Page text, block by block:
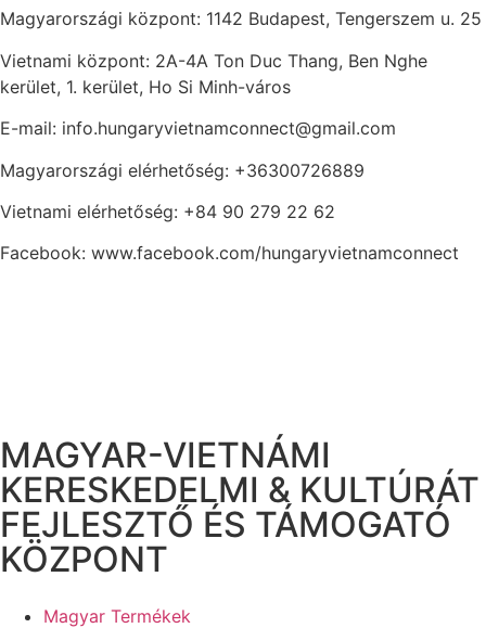
Magyarországi központ: 1142 Budapest, Tengerszem u. 25
Vietnami központ: 2A-4A Ton Duc Thang, Ben Nghe
kerület, 1. kerület, Ho Si Minh-város
E-mail: info.hungaryvietnamconnect@gmail.com
Magyarországi elérhetőség: +36300726889
Vietnami elérhetőség: +84 90 279 22 62
Facebook: www.facebook.com/hungaryvietnamconnect
MAGYAR-VIETNÁMI
KERESKEDELMI & KULTÚRÁT
FEJLESZTŐ ÉS TÁMOGATÓ
KÖZPONT
Magyar Termékek